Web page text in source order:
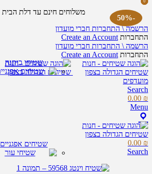
משלוחים חינם עד דלת הבית
הרשמה \ התחברות חברי מועדון
התחברות Create an Account
הרשמה \ התחברות חברי מועדון
התחברות Create an Account
מועדפים
Search
0
0.00 ₪
Menu
0
0.00 ₪
Search
שטיחי כותנה
שטיחים אפגניים
-50%